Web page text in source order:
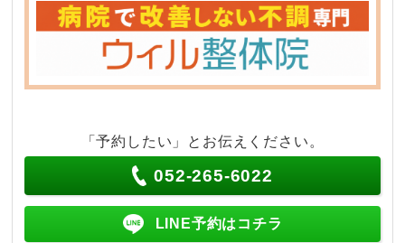
「予約したい」とお伝えください。
052-265-6022
LINE予約はコチラ